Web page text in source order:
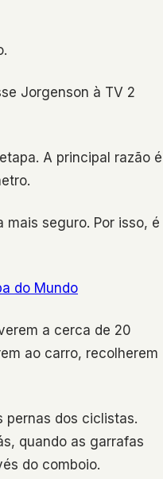
Jorgenson à TV 2
A principal razão é
mais seguro. Por isso, é
do Mundo
a cerca de 20
ao carro, recolherem
pernas dos ciclistas.
quando as garrafas
do comboio.